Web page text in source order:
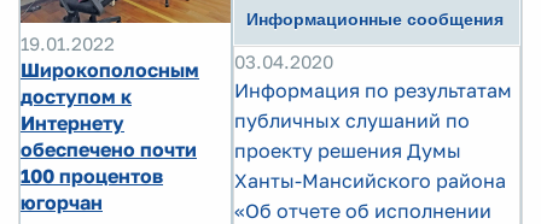
19.01.2022
Широкополосным
доступом к
Интернету
обеспечено почти
100 процентов
югорчан
Информационные сообщения
03.04.2020
Информация по результатам
публичных слушаний по
проекту решения Думы
Ханты-Мансийского района
«Об отчете об исполнении